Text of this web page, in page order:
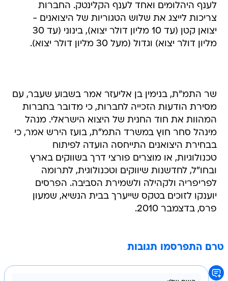
לענף היהלומים ואחד לענף הקלינטק. החברות
צריכות לייצג את שלוש הטגוריות של היצואנים -
יצואן קטן (עד 10 מליון דולר יצוא), בינוני (עד 30
מליון דולר יצוא) וגדול (מעל 30 מליון דולר יצוא).
שר התמ"ת, בנימין בן אליעזר אמר בשבוע שעבר, עם
מסירת הודעות הזכייה לחברות, כי מדובר בחברות
המהוות את חוד החנית של היצוא הישראלי. מנהל
מינהל סחר חוץ במשרד התמ"ת, בועז הירש אמר, כי
בבחירת היצואנים התייחסה הועדה לפיתוח
טכנולוגיות, או מוצרים פורצי דרך בשווקים בארץ
ובחו"ל, לחדשנות שיווקים וטכנולוגית, לתרומה
לפריפריה ולקהילה ולשמירת הסביבה. הפרסים
יוענקו לזוכים בטקס שייערך בבית הנשיא, שמעון
פרס, בדצמבר 2010.
טרם התפרסמו תגובות